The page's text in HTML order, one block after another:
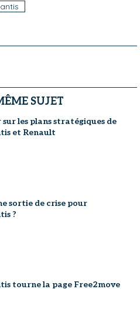
SUJET
les plans stratégiques de
et Renault
sortie de crise pour
?
tourne la page Free2move